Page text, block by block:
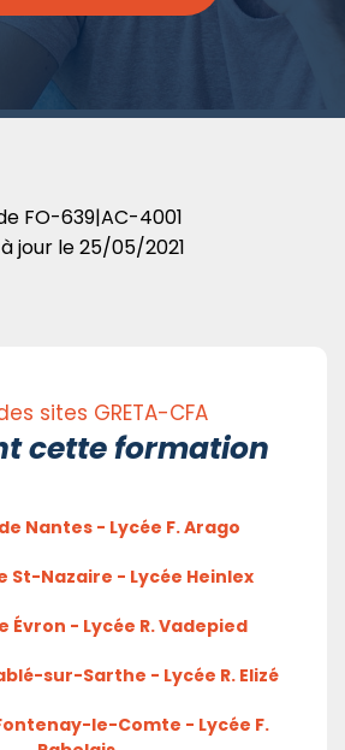
FO-639|AC-4001
jour le25/05/2021
sites GRETA-CFA
cette formation
Nantes - Lycée F. Arago
St-Nazaire - Lycée Heinlex
Évron - Lycée R. Vadepied
sur-Sarthe - Lycée R. Elizé
le-Comte - Lycée F.